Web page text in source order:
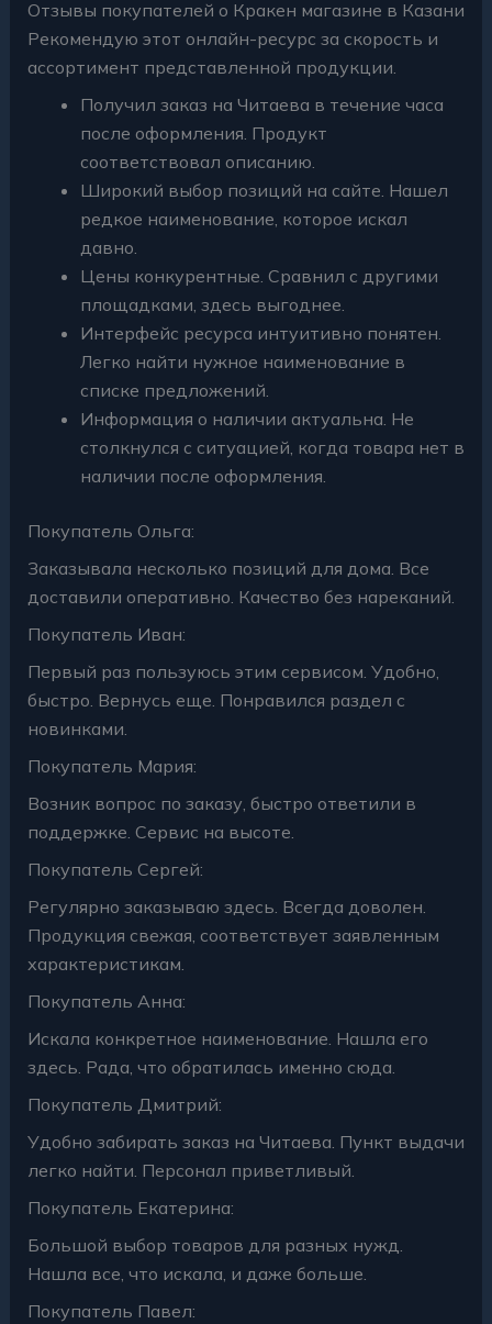
Отзывы покупателей о Кракен магазине в Казани
Рекомендую этот онлайн-ресурс за скорость и
ассортимент представленной продукции.
Получил заказ на Читаева в течение часа
после оформления. Продукт
соответствовал описанию.
Широкий выбор позиций на сайте. Нашел
редкое наименование, которое искал
давно.
Цены конкурентные. Сравнил с другими
площадками, здесь выгоднее.
Интерфейс ресурса интуитивно понятен.
Легко найти нужное наименование в
списке предложений.
Информация о наличии актуальна. Не
столкнулся с ситуацией, когда товара нет в
наличии после оформления.
Покупатель Ольга:
Заказывала несколько позиций для дома. Все
доставили оперативно. Качество без нареканий.
Покупатель Иван:
Первый раз пользуюсь этим сервисом. Удобно,
быстро. Вернусь еще. Понравился раздел с
новинками.
Покупатель Мария:
Возник вопрос по заказу, быстро ответили в
поддержке. Сервис на высоте.
Покупатель Сергей:
Регулярно заказываю здесь. Всегда доволен.
Продукция свежая, соответствует заявленным
характеристикам.
Покупатель Анна:
Искала конкретное наименование. Нашла его
здесь. Рада, что обратилась именно сюда.
Покупатель Дмитрий:
Удобно забирать заказ на Читаева. Пункт выдачи
легко найти. Персонал приветливый.
Покупатель Екатерина:
Большой выбор товаров для разных нужд.
Нашла все, что искала, и даже больше.
Покупатель Павел: